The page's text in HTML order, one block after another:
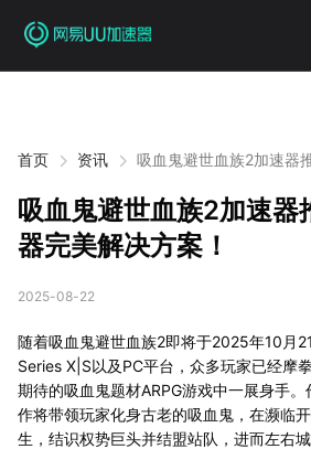
首页 资讯
吸血鬼避世血族2加速器
吸血鬼避世血族2加速器
器完美解决方案！
2025-08-22
随着吸血鬼避世血族2即将于2025年10月
Series X|S以及PC平台，众多玩家已经摩
期待的吸血鬼题材ARPG游戏中一展身手
作将带领玩家化身古老的吸血鬼，在濒临
生，结识权势巨头并结盟站队，进而左右城